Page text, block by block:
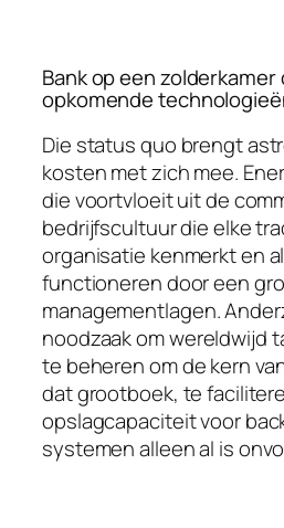
Bank op een zolderkamer
opkomende
Die status quo brengt
kosten met zich mee.
die voortvloeit uit de
bedrijfscultuur die elke
organisatie kenmerkt en
functioneren door een
managementlagen.
noodzaak om wereldwijd
te beheren om de kern
dat grootboek, te
opslagcapaciteit voor
systemen alleen al is